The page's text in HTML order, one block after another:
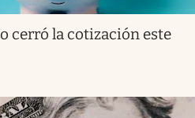
cerró la cotización este